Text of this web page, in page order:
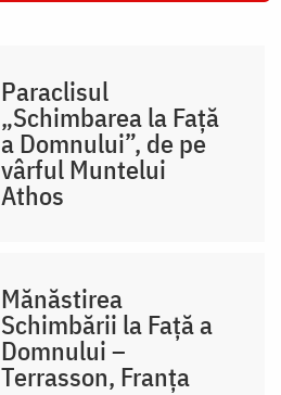
Paraclisul
„Schimbarea la Față
a Domnului”, de pe
vârful Muntelui
Athos
Mănăstirea
Schimbării la Față a
Domnului –
Terrasson, Franţa